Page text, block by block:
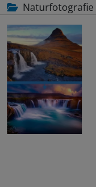
Naturfotografie